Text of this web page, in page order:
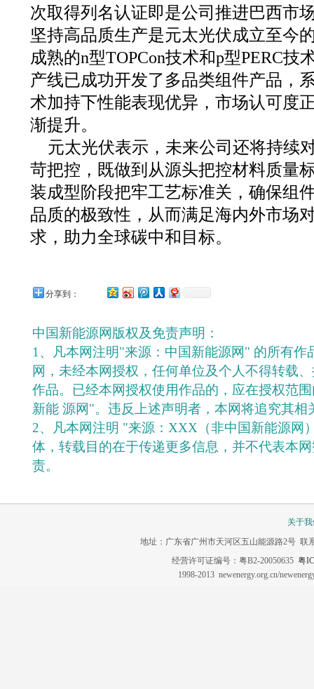
次取得列名认证即是公司推进巴西市
坚持高品质生产是元太光伏成立至今
成熟的n型TOPCon技术和p型PERC技
产线已成功开发了多品类组件产品，
术加持下性能表现优异，市场认可度
渐提升。
元太光伏表示，未来公司还将持续
苛把控，既做到从源头把控材料质量
装成型阶段把牢工艺标准关，确保组
品质的极致性，从而满足海内外市场
求，助力全球碳中和目标。
分享到：
中国新能源网版权及免责声明：
1、凡本网注明"来源：中国新能源网" 的所有作
网，未经本网授权，任何单位及个人不得转载
作品。已经本网授权使用作品的，应在授权范
新能 源网"。违反上述声明者，本网将追究其相
2、凡本网注明 "来源：XXX（非中国新能源网
体，转载目的在于传递更多信息，并不代表本
责。
关于
地址：广东省广州市天河区五山能源路2号 联
经营许可证编号：粤B2-20050635 粤
1998-2013 newenergy.org.cn/